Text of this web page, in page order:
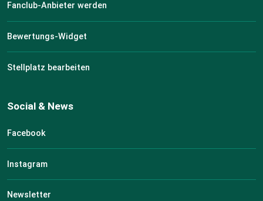
Fanclub-Anbieter werden
Bewertungs-Widget
Stellplatz bearbeiten
Social & News
Facebook
Instagram
Newsletter